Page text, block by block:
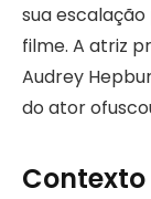
sua
filme. A atriz
Audrey
do ator